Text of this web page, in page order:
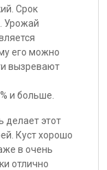
Срок
Урожай
его можно
вызревают
и больше.
делает этот
Куст хорошо
в очень
отлично